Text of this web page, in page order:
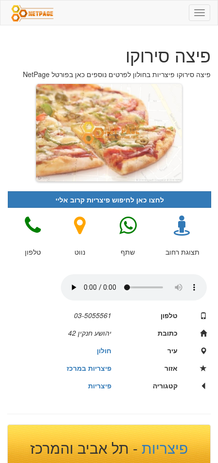
פיצה
סירוקו
5055561
פיצריות
פיצה סירוקו
פיצה סירוקו פיצריות בחולון לפרטים נוספים כאן בפורטל NetPage
לחצו כאן לחיפוש פיצריות קרוב אליי
תצוגת רחוב שתף נווט טלפון
טלפון
03-5055561
כתובת
יהושע חנקין 42
עיר
חולון
אזור
פיצריות במרכז
קטגוריה
פיצריות
פיצריות- תל אביב והמרכז